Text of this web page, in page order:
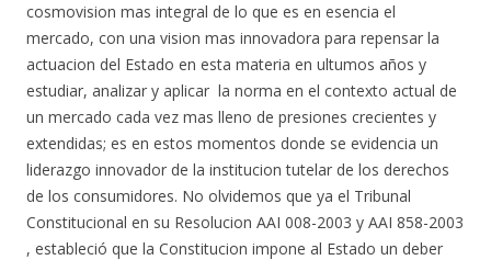
cosmovision mas integral de lo que es en esencia el
mercado, con una vision mas innovadora para repensar la
actuacion del Estado en esta materia en ultumos años y
estudiar, analizar y aplicar la norma en el contexto actual de
un mercado cada vez mas lleno de presiones crecientes y
extendidas; es en estos momentos donde se evidencia un
liderazgo innovador de la institucion tutelar de los derechos
de los consumidores. No olvidemos que ya el Tribunal
Constitucional en su Resolucion AAI 008-2003 y AAI 858-2003
, estableció que la Constitucion impone al Estado un deber